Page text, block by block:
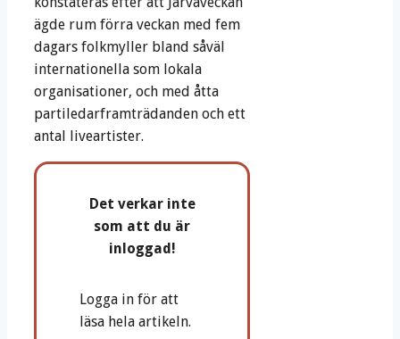
ägde rum förra veckan med fem
dagars folkmyller bland såväl
internationella som lokala
organisationer, och med åtta
partiledarframträdanden och ett
antal liveartister.
Det verkar inte
som att du är
inloggad!
Logga in för att
läsa hela artikeln.